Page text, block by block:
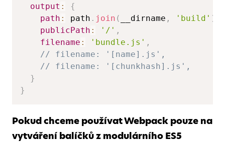
output :
{
path : path . join ( __dirname , 'build' )
publicPath : '/' ,
filename : 'bundle.js' ,
// filename: '[name].js',
// filename: '[chunkhash].js',
}
}
Pokud chceme používat Webpack pouze na
vytváření balíčků z modulárního ES5